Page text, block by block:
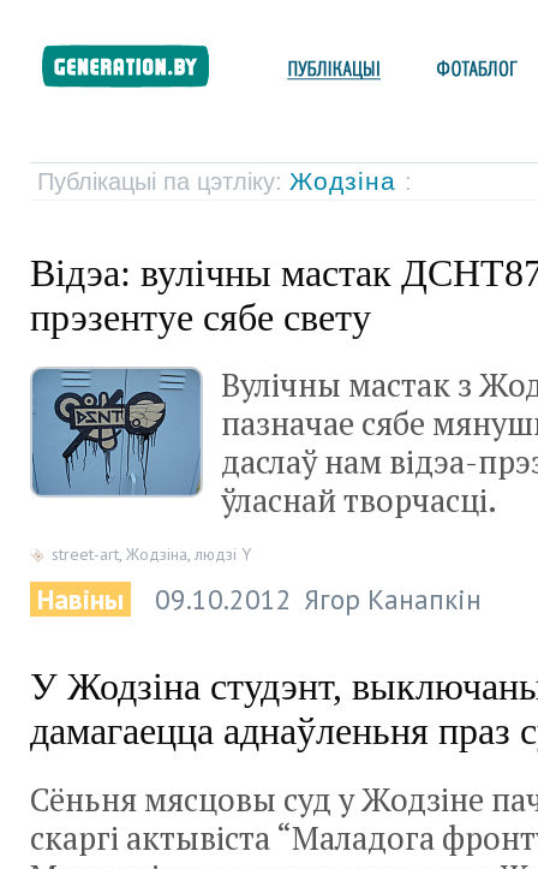
Публікацыі па цэтліку: Жодзіна :
Відэа: вулічны мастак
прэзентуе сябе свету
Вулічны мастак з
пазначае сябе
даслаў нам відэа-
ўласнай творчасці.
street-art, Жодзіна, людзі Y
Навіны 09.10.2012 Ягор Канапкін
У Жодзіна студэнт,
дамагаецца аднаўленьня праз
Сёньня мясцовы суд у Жодзіне
скаргі актывіста “Маладога